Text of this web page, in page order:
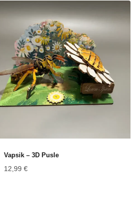
Vapsik – 3D Pusle
12,99 €